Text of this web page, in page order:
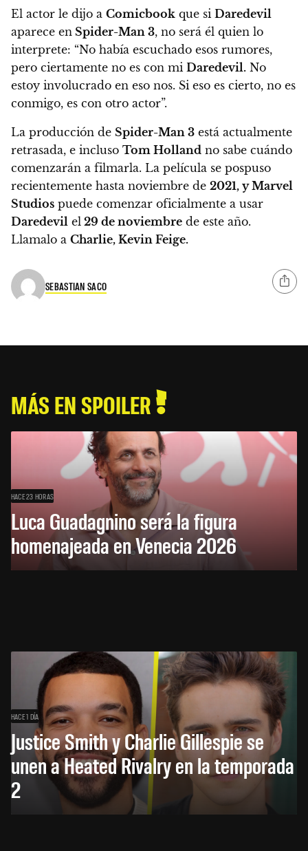
El actor le dijo a Comicbook que si Daredevil
aparece en Spider-Man 3, no será él quien lo
interprete: “No había escuchado esos rumores,
pero ciertamente no es con mi Daredevil. No
estoy involucrado en eso nos. Si eso es cierto, no es
conmigo, es con otro actor”.
La producción de Spider-Man 3 está actualmente
retrasada, e incluso Tom Holland no sabe cuándo
comenzarán a filmarla. La película se pospuso
recientemente hasta noviembre de 2021, y Marvel
Studios puede comenzar oficialmente a usar
Daredevil el 29 de noviembre de este año.
Llamalo a Charlie, Kevin Feige.
SEBASTIAN SACO
MÁS EN SPOILER
HACE 23 HORAS
Luca Guadagnino será la figura
homenajeada en Venecia 2026
HACE 1 DÍA
Justice Smith y Charlie Gillespie se
unen a Heated Rivalry en la temporada
2